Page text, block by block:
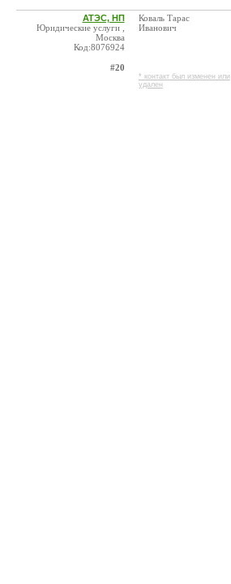
АТЭС, НП
Юридические услуги ,
Москва
Код:8076924
#20
Коваль Тарас
Иванович
* контакт был изменен или
удален